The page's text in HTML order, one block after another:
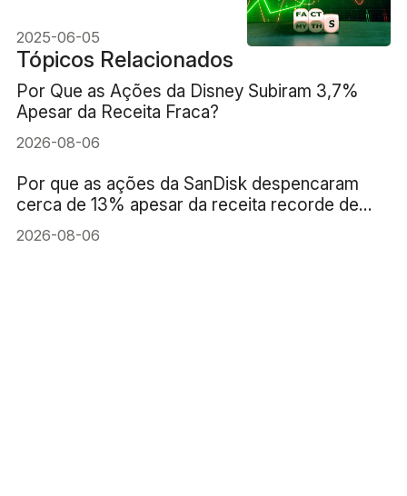
acredita
2025-06-05
Tópicos Relacionados
Por Que as Ações da Disney Subiram 3,7%
Apesar da Receita Fraca?
2026-08-06
Por que as ações da SanDisk despencaram
cerca de 13% apesar da receita recorde de
US$ 8,97 bilhões?
2026-08-06